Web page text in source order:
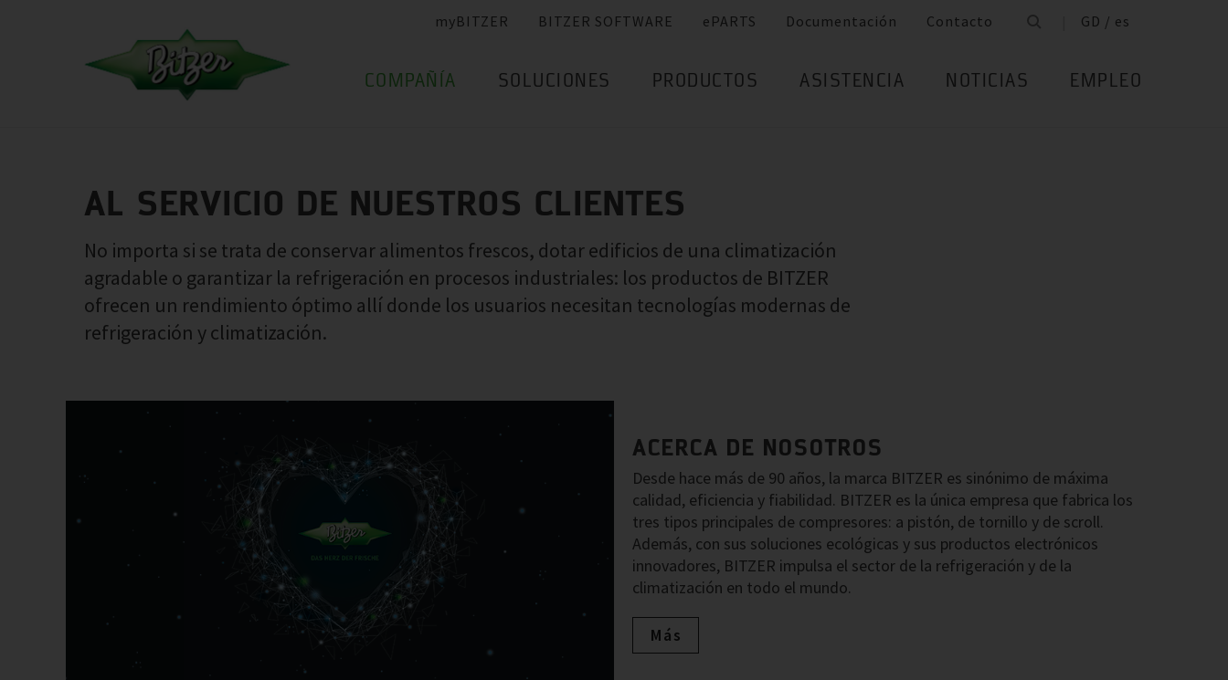
myBITZER BITZER SOFTWARE ePARTS Documentación Contacto GD / es
COMPAÑÍA SOLUCIONES PRODUCTOS ASISTENCIA NOTICIAS EMPLEO
AL SERVICIO DE NUESTROS CLIENTES
No importa si se trata de conservar alimentos frescos, dotar edificios de una climatización
agradable o garantizar la refrigeración en procesos industriales: los productos de BITZER
ofrecen un rendimiento óptimo allí donde los usuarios necesitan tecnologías modernas de
refrigeración y climatización.
ACERCA DE NOSOTROS
Desde hace más de 90 años, la marca BITZER es sinónimo de máxima
calidad, eficiencia y fiabilidad. BITZER es la única empresa que fabrica los
tres tipos principales de compresores: a pistón, de tornillo y de scroll.
Además, con sus soluciones ecológicas y sus productos electrónicos
innovadores, BITZER impulsa el sector de la refrigeración y de la
climatización en todo el mundo.
Más